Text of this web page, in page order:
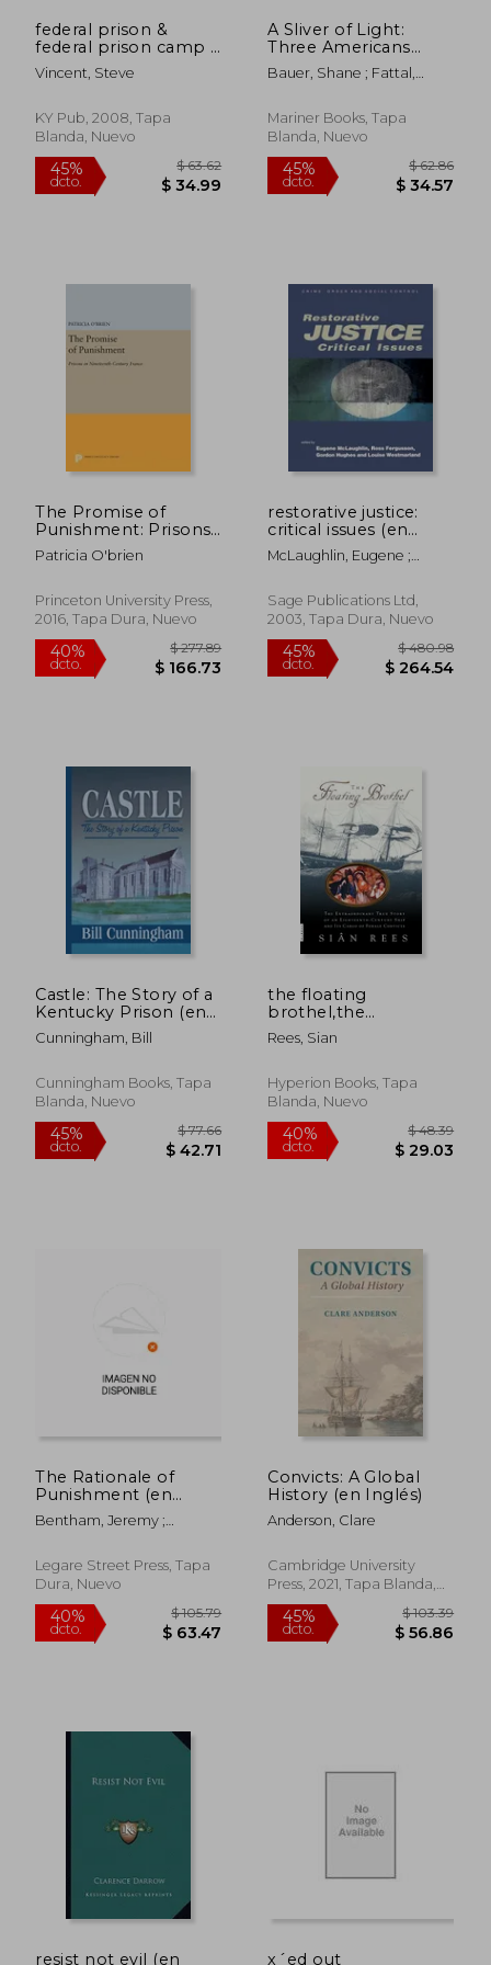
dcto. dcto.
federal prison &
federal prison camp a
beginner's guid for
first time inmates (en
Vincent, Steve
KY Pub, 2008, Tapa
Blanda, Nuevo
45%
dcto. $ 34.99
A Sliver of Light:
Three Americans
Imprisoned in Iran
(en Inglés)
Bauer, Shane ; Fattal,
Mariner Books, Tapa
Blanda, Nuevo
45%
dcto.
The Promise of
Punishment: Prisons
in Nineteenth-
Century France
Library) (en Inglés)
Patricia O'brien
Princeton University Press,
2016, Tapa Dura, Nuevo
restorative justice:
critical issues (en
Inglés)
McLaughlin, Eugene ;
Gordon
Sage Publications Ltd,
2003, Tapa Dura, Nuevo
45%
dcto.
Castle: The Story of a
Kentucky Prison (en
Inglés)
Cunningham, Bill
Cunningham Books, Tapa
Blanda, Nuevo
45%
the floating
brothel,the
extraordinary true
story of an
ship and its cargo of
female convicts (en
Rees, Sian
Hyperion Books, Tapa
Blanda, Nuevo
40%
The Rationale of
Punishment (en
Inglés)
Bentham, Jeremy ;
Legare Street Press, Tapa
Dura, Nuevo
Convicts: A Global
History (en Inglés)
Anderson, Clare
Cambridge University
Press, 2021, Tapa Blanda,
Nuevo
resist not evil (en x´ed out